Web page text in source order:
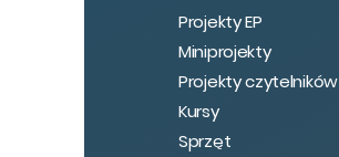
Projekty EP
Miniprojekty
Projekty czytelników
Kursy
Sprzęt